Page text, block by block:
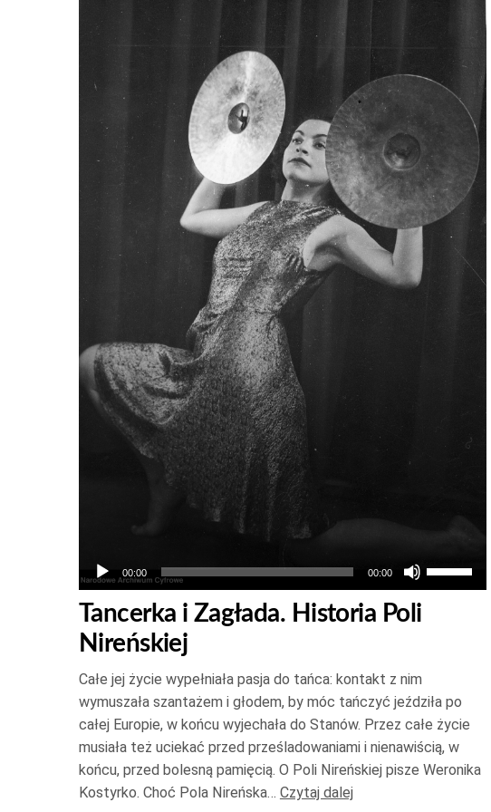
plików
dźwiękowych
00:00 00:00
Używaj
strzałek
do
dołu
aby
zwiększyć
Tancerka i Zagłada. Historia Poli
Nireńskiej
Całe jej życie wypełniała pasja do tańca: kontakt z nim
wymuszała szantażem i głodem, by móc tańczyć jeździła po
całej Europie, w końcu wyjechała do Stanów. Przez całe życie
musiała też uciekać przed prześladowaniami i nienawiścią, w
końcu, przed bolesną pamięcią. O Poli Nireńskiej pisze Weronika
Kostyrko. Choć Pola Nireńska… Czytaj dalej